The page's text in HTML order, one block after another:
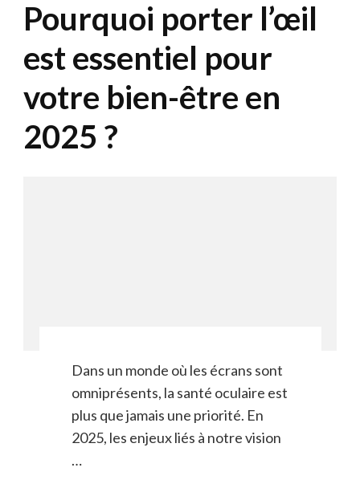
Pourquoi porter l’œil
est essentiel pour
votre bien-être en
2025 ?
Dans un monde où les écrans sont
omniprésents, la santé oculaire est
plus que jamais une priorité. En
2025, les enjeux liés à notre vision
…